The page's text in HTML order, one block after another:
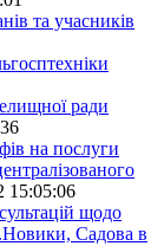
та учасників
ради
на послуги
15:05:06
щодо
Садова в